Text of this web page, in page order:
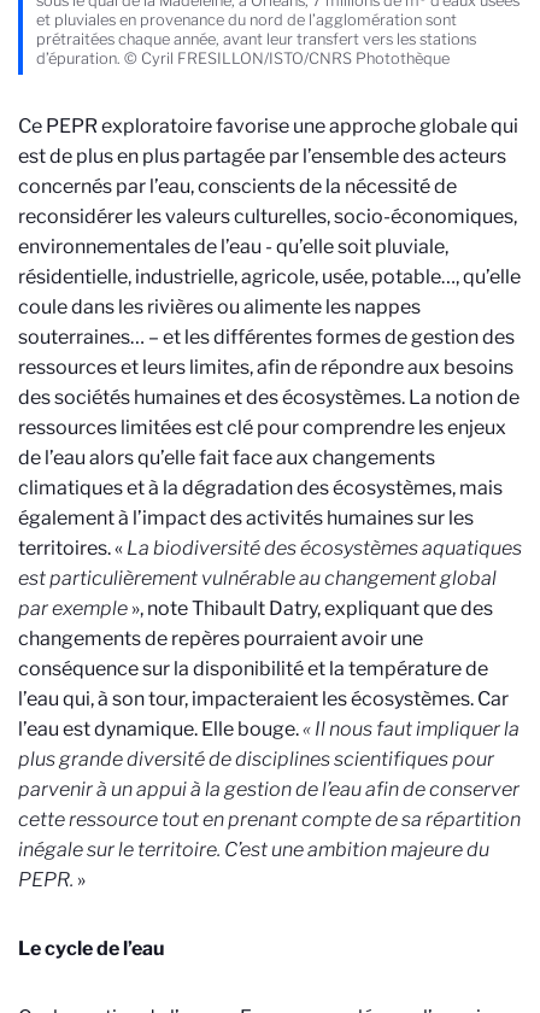
et pluviales en provenance du nord de l’agglomération sont
prétraitées chaque année, avant leur transfert vers les stations
d’épuration. © Cyril FRESILLON/ISTO/CNRS Photothèque
Ce PEPR exploratoire favorise une approche globale qui
est de plus en plus partagée par l’ensemble des acteurs
concernés par l’eau, conscients de la nécessité de
reconsidérer les valeurs culturelles, socio-économiques,
environnementales de l’eau - qu’elle soit pluviale,
résidentielle, industrielle, agricole, usée, potable…, qu’elle
coule dans les rivières ou alimente les nappes
souterraines… – et les différentes formes de gestion des
ressources et leurs limites, afin de répondre aux besoins
des sociétés humaines et des écosystèmes. La notion de
ressources limitées est clé pour comprendre les enjeux
de l’eau alors qu’elle fait face aux changements
climatiques et à la dégradation des écosystèmes, mais
également à l’impact des activités humaines sur les
territoires. « La biodiversité des écosystèmes aquatiques
est particulièrement vulnérable au changement global
par exemple », note Thibault Datry, expliquant que des
changements de repères pourraient avoir une
conséquence sur la disponibilité et la température de
l’eau qui, à son tour, impacteraient les écosystèmes. Car
l’eau est dynamique. Elle bouge.« Il nous faut impliquer la
plus grande diversité de disciplines scientifiques pour
parvenir à un appui à la gestion de l’eau afin de conserver
cette ressource tout en prenant compte de sa répartition
inégale sur le territoire. C’est une ambition majeure du
PEPR. »
Le cycle de l’eau